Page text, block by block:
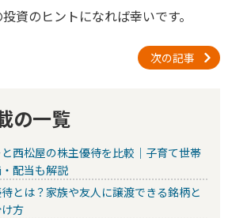
資のヒントになれば幸いです。
次の記事
の一覧
西松屋の株主優待を比較｜子育て世帯
配当も解説
とは？家族や友人に譲渡できる銘柄と
方